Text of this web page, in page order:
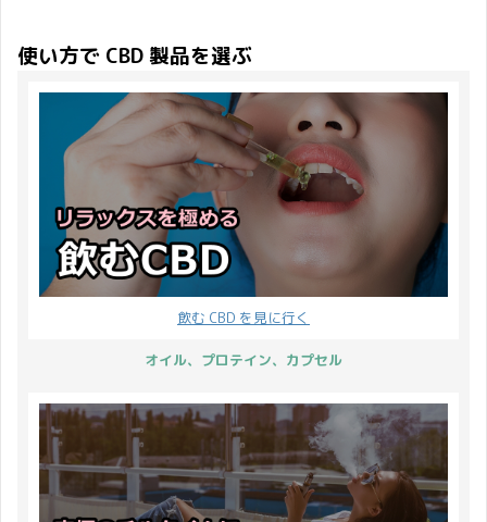
トラム製品。 そしてフル
ば PharmaHemp！と言っ
ても過言ではありませ
ん。 特にジェルワックス
には定評があり、その人
気と信頼性は抜群です。
では、PharmaHemp のジ
ェ ...
3種類のフレーバーと3つ
の濃度を選ぶことができ
ます。 それでは CBDfx
ティンクチャーオイルの
詳しい説明をしていきま
しょ ...
プ祭りを開催致します！
こちらのブログはテルマ
エロマエを見ていない方
にはさっぱりな内容とな
っております。 初回は
「アロマCBD入りのバス
ボムを作ろう！」です。
何故バスボムか？の前
に、そもそもバスボムっ
て何？ 答；バスボムとは
入浴剤であり、特に丸い
コロッとしたものの事を
エ大好きジャパニーズの
ライフスタイルの中でも
かなり浸透しているアイ
テム。 世界的にもここま
でラインナップ ...
です。 年末年始は混みあ
い、配送が遅れる可能性
が大いに考えられますの
でご注意ください。 お買
い物がお決まりでしたら
早目のご注文をお勧めい
たします。 配送について
2022年12月29日から
2023年1月3日 上記の期
間を年末年始休業とさせ
ていただきます。 12月
時まで当日発送 12月29
日(木)：休業 12月30日
(金)：休業 12月 ...
使い方で CBD 製品を選ぶ
飲む CBD を見に行く
オイル、プロテイン、カプセル